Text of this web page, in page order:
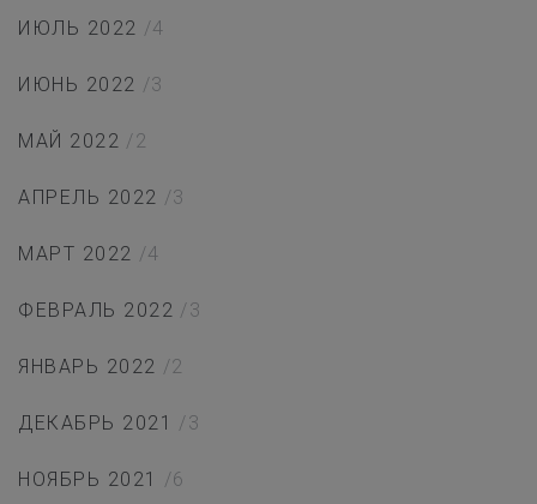
ИЮЛЬ 2022 /4
ИЮНЬ 2022 /3
МАЙ 2022 /2
АПРЕЛЬ 2022 /3
МАРТ 2022 /4
ФЕВРАЛЬ 2022 /3
ЯНВАРЬ 2022 /2
ДЕКАБРЬ 2021 /3
НОЯБРЬ 2021 /6